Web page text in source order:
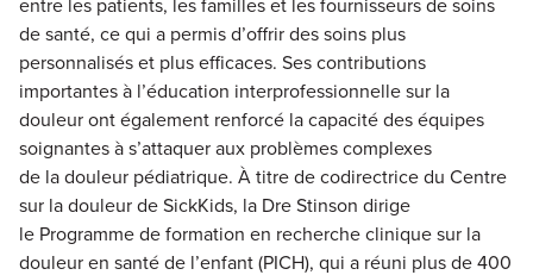
de santé, ce qui a permis d’offrir des soins plus
personnalisés et plus efficaces. Ses contributions
importantes à l’éducation interprofessionnelle sur la
douleur ont également renforcé la capacité des équipes
soignantes à s’attaquer aux problèmes complexes
de la douleur pédiatrique. À titre de codirectrice du Centre
sur la douleur de SickKids, la Dre Stinson dirige
le Programme de formation en recherche clinique sur la
douleur en santé de l’enfant (PICH), qui a réuni plus de 400